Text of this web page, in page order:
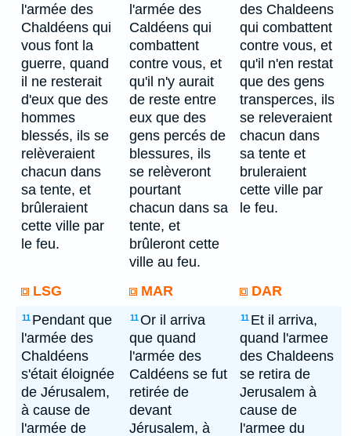
l'armée des
Chaldéens qui
vous font la
guerre, quand
il ne resterait
d'eux que des
hommes
blessés, ils se
relèveraient
chacun dans
sa tente, et
brûleraient
cette ville par
le feu.
l'armée des
Caldéens qui
combattent
contre vous, et
qu'il n'y aurait
de reste entre
eux que des
gens percés de
blessures, ils
se relèveront
pourtant
chacun dans sa
tente, et
brûleront cette
ville au feu.
des Chaldeens
qui combattent
contre vous, et
qu'il n'en restat
que des gens
transperces, ils
se releveraient
chacun dans
sa tente et
bruleraient
cette ville par
le feu.
LSG MAR DAR
11 Pendant que
l'armée des
Chaldéens
s'était éloignée
de Jérusalem,
à cause de
l'armée de
11Or il arriva
que quand
l'armée des
Caldéens se fut
retirée de
devant
Jérusalem, à
11 Et il arriva,
quand l'armee
des Chaldeens
se retira de
Jerusalem à
cause de
l'armee du